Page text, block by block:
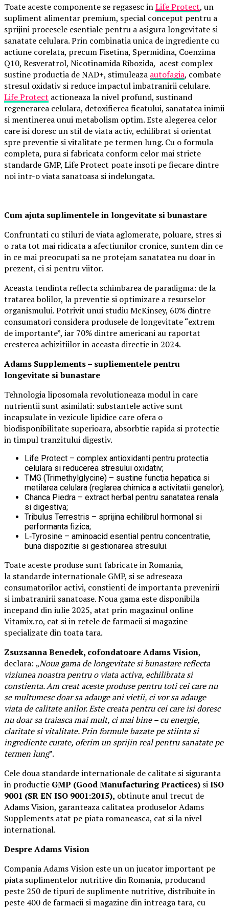
Toate aceste componente se regasesc inLife Protect, un
supliment alimentar premium, special conceput pentru a
sprijini procesele esentiale pentru a asigura longevitate si
sanatate celulara. Prin combinatia unica de ingrediente cu
actiune corelata, precum Fisetina, Spermidina, Coenzima
Q10, Resveratrol, Nicotinamida Ribozida, acest complex
sustine productia de NAD+, stimuleaza autofagia, combate
stresul oxidativ si reduce impactul imbatranirii celulare.
Life Protect actioneaza la nivel profund, sustinand
regenerarea celulara, detoxifierea ficatului, sanatatea inimii
si mentinerea unui metabolism optim. Este alegerea celor
care isi doresc un stil de viata activ, echilibrat si orientat
spre preventie si vitalitate pe termen lung. Cu o formula
completa, pura si fabricata conform celor mai stricte
standarde GMP, Life Protect poate insoti pe fiecare dintre
noi intr-o viata sanatoasa si indelungata.
Cum ajuta suplimentele in longevitate si bunastare
Confruntati cu stiluri de viata aglomerate, poluare, stres si
o rata tot mai ridicata a afectiunilor cronice, suntem din ce
in ce mai preocupati sa ne protejam sanatatea nu doar in
prezent, ci si pentru viitor.
Aceasta tendinta reflecta schimbarea de paradigma: de la
tratarea bolilor, la preventie si optimizare a resurselor
organismului. Potrivit unui studiu McKinsey, 60% dintre
consumatori considera produsele de longevitate “extrem
de importante”, iar 70% dintre americani au raportat
cresterea achizitiilor in aceasta directie in 2024.
Adams Supplements – supliementelepentru
longevitate si bunastare
Tehnologia liposomala revolutioneaza modul in care
nutrientii sunt asimilati: substantele active sunt
incapsulate in vezicule lipidice care ofera o
biodisponibilitate superioara, absorbtie rapida si protectie
in timpul tranzitului digestiv.
Life Protect – complex antioxidanti pentru protectia
celulara si reducerea stresului oxidativ;
TMG (Trimethylglycine) – sustine functia hepatica si
metilarea celulara (reglarea chimica a activitatii genelor);
Chanca Piedra – extract herbal pentru sanatatea renala
si digestiva;
Tribulus Terrestris – sprijina echilibrul hormonal si
performanta fizica;
L‑Tyrosine – aminoacid esential pentru concentratie,
buna dispozitie si gestionarea stresului.
Toate aceste produse sunt fabricate in Romania,
la standarde internationale GMP, si se adreseaza
consumatorilor activi, constienti de importanta prevenirii
si imbatranirii sanatoase. Noua gama este disponibila
incepand din iulie 2025, atat prin magazinul online
Vitamix.ro, cat si in retele de farmacii si magazine
specializate din toata tara.
Zsuzsanna Benedek, cofondatoare Adams Vision,
declara: „Noua gama de longevitate si bunastare reflecta
viziunea noastra pentru o viata activa, echilibrata si
constienta. Am creat aceste produse pentru toti cei care nu
se multumesc doar sa adauge ani vietii, ci vor sa adauge
viata de calitate anilor. Este creata pentru cei care isi doresc
nu doar sa traiasca mai mult, ci mai bine – cu energie,
claritate si vitalitate. Prin formule bazate pe stiinta si
ingrediente curate, oferim un sprijin real pentru sanatate pe
termen lung”.
Cele doua standarde internationale de calitate si siguranta
in productie GMP (Good Manufacturing Practices) siISO
9001 (SR EN ISO 9001:2015), obtinute anul trecut de
Adams Vision, garanteaza calitatea produselor Adams
Supplements atat pe piata romaneasca, cat si la nivel
international.
Despre Adams Vision
Compania Adams Vision este un un jucator important pe
piata suplimentelor nutritive din Romania, producand
peste 250 de tipuri de suplimente nutritive, distribuite in
peste 400 de farmacii si magazine din intreaga tara, cu